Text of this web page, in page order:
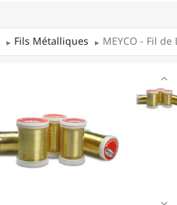
Fils Métalliques MEYCO - Fil
